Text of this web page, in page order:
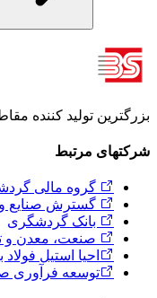
بزرگترین تولید کننده
شرکتهای مرتبط
گروه مالی
گسترش صنایع
بانک گردشگری
صنعت، معدن و
احیا استیل
توسعه فرآوری